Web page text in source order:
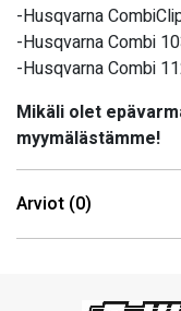
-Husqvarna
-Husqvarna Combi
-Husqvarna Combi
Mikäli olet
myymälästämme!
Arviot (0)